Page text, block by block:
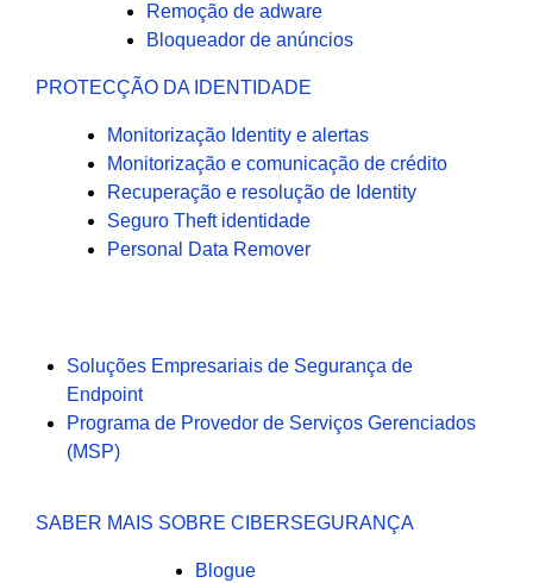
Remoção de adware
Bloqueador de anúncios
PROTECÇÃO DA IDENTIDADE
Monitorização Identity e alertas
Monitorização e comunicação de crédito
Recuperação e resolução de Identity
Seguro Theft identidade
Personal Data Remover
Soluções Empresariais de Segurança de
Endpoint
Programa de Provedor de Serviços Gerenciados
(MSP)
SABER MAIS SOBRE CIBERSEGURANÇA
Blogue